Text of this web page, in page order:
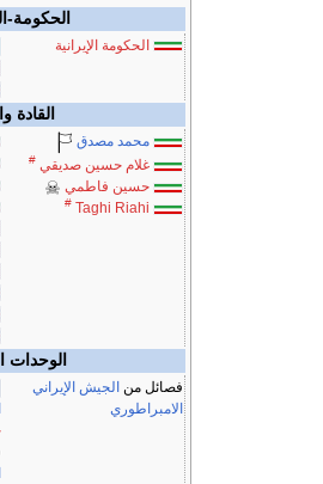
الحكومة-
الحكومة الإيرانية
القادة
محمد مصدق
غلام حسين صديقي #
حسين فاطمي
Taghi Riahi
#
الوحدات
فصائل من الجيش الإيراني
الامبراطوري